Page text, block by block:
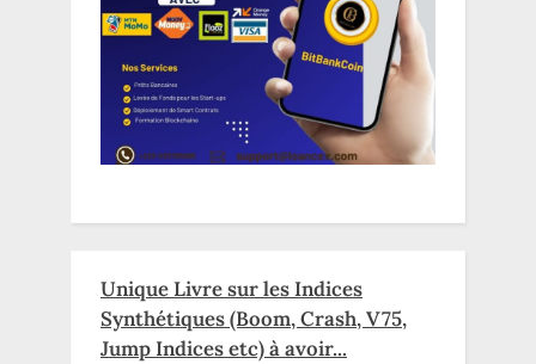
Unique Livre sur les Indices
Synthétiques (Boom, Crash, V75,
Jump Indices etc) à avoir...